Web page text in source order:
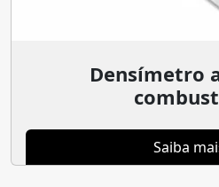
Densímetro
Saiba